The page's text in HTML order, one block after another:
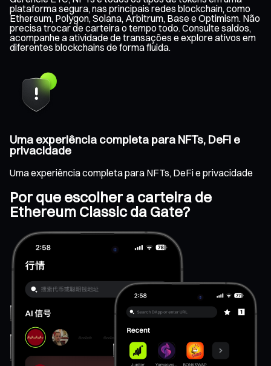
plataforma segura, nas principais redes blockchain, como
Ethereum, Polygon, Solana, Arbitrum, Base e Optimism. Não
precisa trocar de carteira o tempo todo. Consulte saldos,
acompanhe a atividade de transações e explore ativos em
diferentes blockchains de forma fluida.
Uma experiência completa para NFTs, DeFi e
privacidade
Uma experiência completa para NFTs, DeFi e privacidade
Por que escolher a carteira de
Ethereum Classic da Gate?